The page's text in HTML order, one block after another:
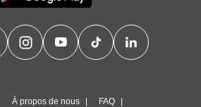
À propos de nous FAQ